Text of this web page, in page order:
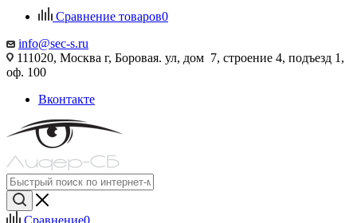
Сравнение товаров0
info@sec-s.ru
111020, Москва г, Боровая. ул, дом 7, строение 4, подъезд 1,
оф. 100
Вконтакте
Сравнение0